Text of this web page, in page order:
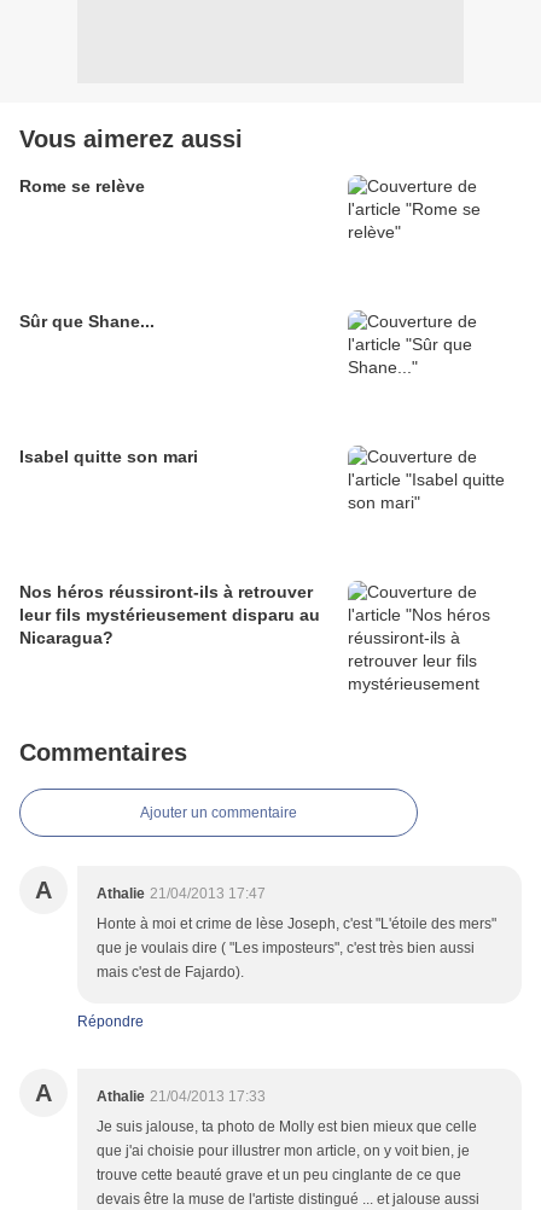
Vous aimerez aussi
Rome se relève
Sûr que Shane...
Isabel quitte son mari
Nos héros réussiront-ils à retrouver
leur fils mystérieusement disparu au
Nicaragua?
Commentaires
Ajouter un commentaire
A Athalie 21/04/2013 17:47
Honte à moi et crime de lèse Joseph, c'est "L'étoile des mers"
que je voulais dire ( "Les imposteurs", c'est très bien aussi
mais c'est de Fajardo).
Répondre
A Athalie 21/04/2013 17:33
Je suis jalouse, ta photo de Molly est bien mieux que celle
que j'ai choisie pour illustrer mon article, on y voit bien, je
trouve cette beauté grave et un peu cinglante de ce que
devais être la muse de l'artiste distingué ... et jalouse aussi